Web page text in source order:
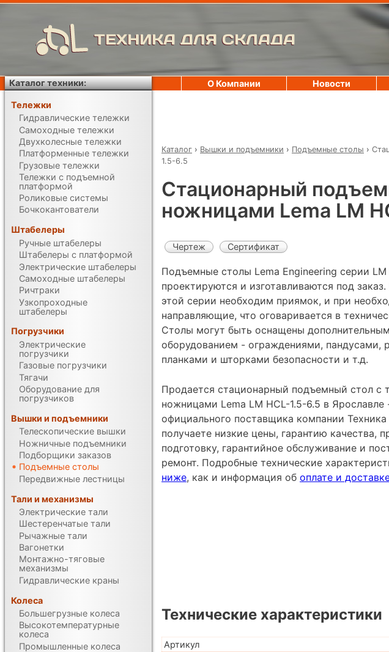
ТЕХНИКА ДЛЯ СКЛАДА
Каталог › Вышки и подъемники › Подъемные столы ›
1.5-6.5
Стационарный
ножницами Lema LM
Чертеж Сертификат
Подъемные столы Lema Engineering серии LM
проектируются и изготавливаются под
этой серии необходим приямок, и при
направляющие, что оговаривается в
Столы могут быть оснащены
оборудованием - ограждениями, пандусами,
планками и шторками безопасности и т.д.
Продается стационарный подъемный стол с
ножницами Lema LM HCL-1.5-6.5 в Ярославле
официального поставщика компании
получаете низкие цены, гарантию качества,
подготовку, гарантийное обслуживание и
ремонт. Подробные технические
ниже, как и информация об оплате и
Технические характеристики
Артикул
О Компании Новости
Каталог техники:
Тележки
Гидравлические тележки
Самоходные тележки
Двухколесные тележки
Платформенные тележки
Грузовые тележки
Тележки с подъемной
платформой
Роликовые системы
Бочкокантователи
Штабелеры
Ручные штабелеры
Штабелеры с платформой
Электрические штабелеры
Самоходные штабелеры
Ричтраки
Узкопроходные
штабелеры
Погрузчики
Электрические
погрузчики
Газовые погрузчики
Тягачи
Оборудование для
погрузчиков
Вышки и подъемники
Телескопические вышки
Ножничные подъемники
Подборщики заказов
Подъемные столы
Передвижные лестницы
Тали и механизмы
Электрические тали
Шестеренчатые тали
Рычажные тали
Вагонетки
Монтажно-тяговые
механизмы
Гидравлические краны
Колеса
Большегрузные колеса
Высокотемпературные
колеса
Промышленные колеса